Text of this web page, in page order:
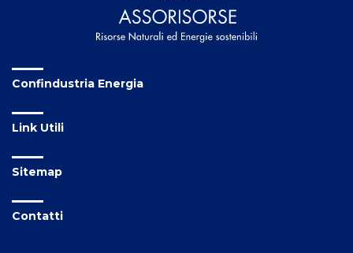
Confindustria Energia
Link Utili
Sitemap
Contatti